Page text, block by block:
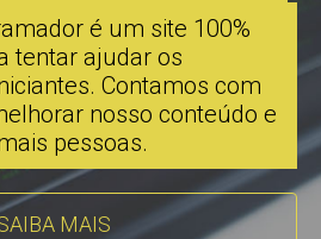
é um site 100%
tentar ajudar os
Contamos com
nosso conteúdo e
pessoas.
MAIS